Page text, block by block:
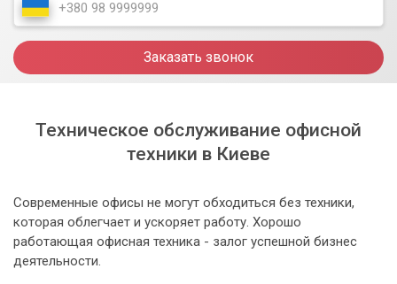
Заказать звонок
Техническое обслуживание офисной
техники в Киеве
Современные офисы не могут обходиться без техники,
которая облегчает и ускоряет работу. Хорошо
работающая офисная техника - залог успешной бизнес
деятельности.